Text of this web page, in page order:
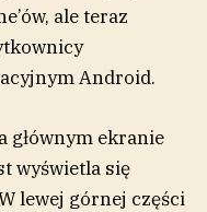
ale teraz
Android.
głównym ekranie
wyświetla się
lewej górnej części